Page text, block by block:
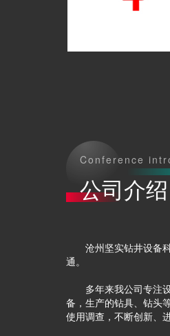
Conference
公司介绍
沧州坚实钻井设备科
通。
多年来我公司专注设
备，生产的钻具、钻头
使用调查，不断创新、